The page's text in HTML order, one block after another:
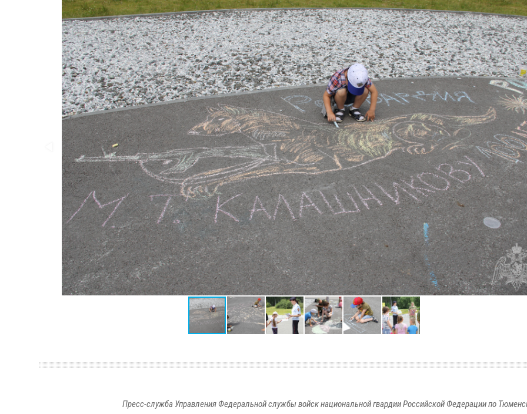
Пресс-служба Управления Федеральной службы войск национальной гвардии Российской Федерации по